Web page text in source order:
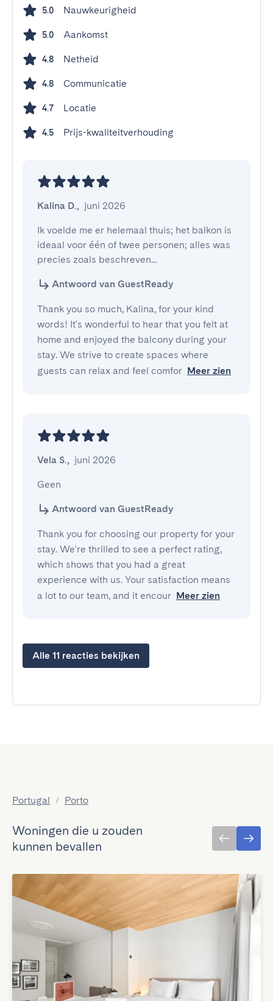
5.0 Nauwkeurigheid
5.0 Aankomst
4.8 Netheid
4.8 Communicatie
4.7 Locatie
4.5 Prijs-kwaliteitverhouding
Kalina D., juni 2026
Ik voelde me er helemaal thuis; het balkon is
ideaal voor één of twee personen; alles was
precies zoals beschreven...
Antwoord van GuestReady
Thank you so much, Kalina, for your kind
words! It's wonderful to hear that you felt at
home and enjoyed the balcony during your
stay. We strive to create spaces where
guests can relax and feel comfor Meer zien
Vela S., juni 2026
Geen
Antwoord van GuestReady
Thank you for choosing our property for your
stay. We're thrilled to see a perfect rating,
which shows that you had a great
experience with us. Your satisfaction means
a lot to our team, and it encour Meer zien
Alle 11 reacties bekijken
Portugal / Porto
Woningen die u zouden
kunnen bevallen